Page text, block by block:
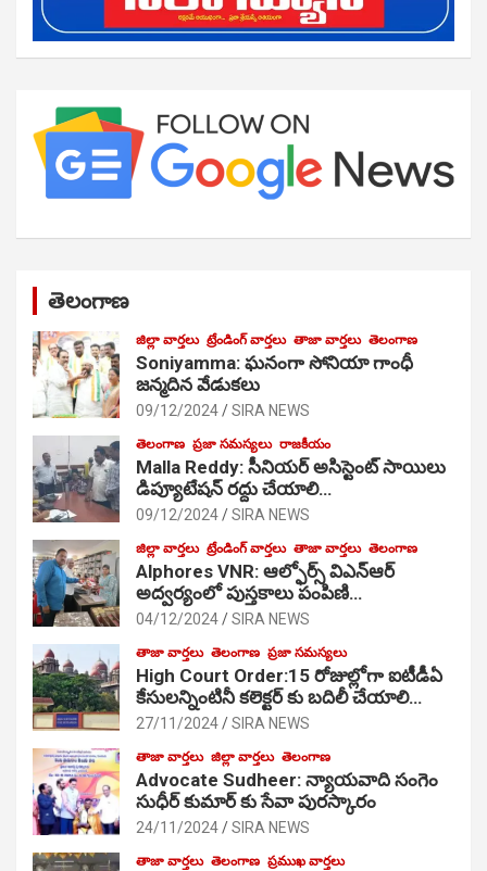
తెలంగాణ
జిల్లా వార్తలు ట్రేండింగ్ వార్తలు తాజా వార్తలు తెలంగాణ
Soniyamma: ఘ‌నంగా సోనియా గాంధీ
జ‌న్మ‌దిన వేడుక‌లు
09/12/2024 SIRA NEWS
తెలంగాణ ప్రజా సమస్యలు రాజకీయం
Malla Reddy: సీనియర్ అసిస్టెంట్ సాయిలు
డిప్యూటేషన్ రద్దు చేయాలి…
09/12/2024 SIRA NEWS
జిల్లా వార్తలు ట్రేండింగ్ వార్తలు తాజా వార్తలు తెలంగాణ
Alphores VNR: ఆల్ఫోర్స్ విఎన్ఆర్
అద్వర్యంలో పుస్తకాలు పంపిణి…
04/12/2024 SIRA NEWS
తాజా వార్తలు తెలంగాణ ప్రజా సమస్యలు
High Court Order:15 రోజుల్లోగా ఐటీడీఏ
కేసులన్నింటినీ కలెక్టర్ కు బదిలీ చేయాలి…
27/11/2024 SIRA NEWS
తాజా వార్తలు జిల్లా వార్తలు తెలంగాణ
Advocate Sudheer: న్యాయవాది సంగెం
సుధీర్ కుమార్ కు సేవా పురస్కారం
24/11/2024 SIRA NEWS
తాజా వార్తలు తెలంగాణ ప్రముఖ వార్తలు